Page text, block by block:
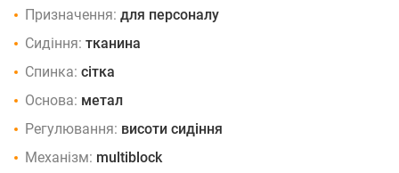
Призначення: для персоналу
Сидіння: тканина
Спинка: сітка
Основа: метал
Регулювання: висоти сидіння
Механізм: multiblock